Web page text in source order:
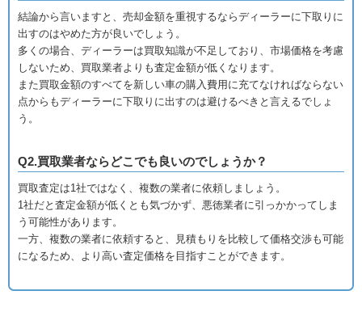
結論から言いますと、売却金額を重視するならディーラーに下取りに
出すのはやめた方が良いでしょう。
多くの場合、ディーラーは買取知識が不足しており、市場価格を考慮
しないため、買取業者よりも査定金額が低くなります。
また買取金額のすべてを新しい車の購入費用に充てなければならない
点からもディーラーに下取りに出すのは避けるべきと言えるでしょ
う。
Q2.買取業者ならどこでも良いのでしょうか？
買取査定は1社ではなく、複数の業者に依頼しましょう。
1社だと査定金額が低くとも気づかず、悪徳業者に引っかかってしま
う可能性があります。
一方、複数の業者に依頼すると、見積もりを比較して価格交渉も可能
になるため、より高い査定価格を目指すことができます。